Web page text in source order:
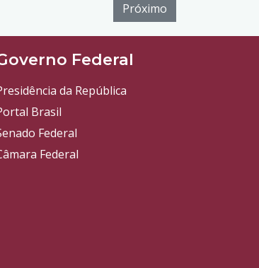
Próximo
Federal
da República
Brasil
Federal
Federal